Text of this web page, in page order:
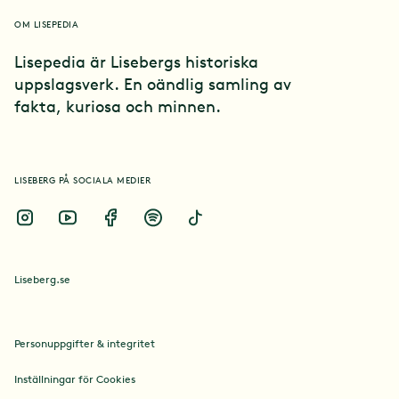
Kultur
Platser
Kul kuriosa
OM LISEPEDIA
Lisepedia är Lisebergs historiska
uppslagsverk. En oändlig samling av
fakta, kuriosa och minnen.
LISEBERG PÅ SOCIALA MEDIER
Liseberg.se
Personuppgifter & integritet
Inställningar för Cookies